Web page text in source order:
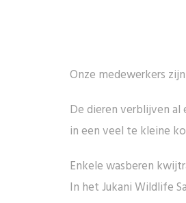
Onze medewerkers
De dieren verblijven
in een veel te kleine
Enkele wasberen
In het Jukani Wildlife